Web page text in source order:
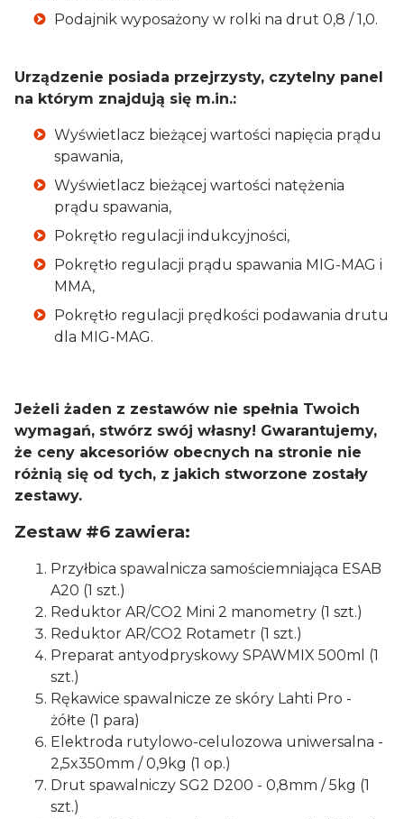
Podajnik wyposażony w rolki na drut 0,8 / 1,0.
Urządzenie posiada przejrzysty, czytelny panel
na którym znajdują się m.in.:
Wyświetlacz bieżącej wartości napięcia prądu
spawania,
Wyświetlacz bieżącej wartości natężenia
prądu spawania,
Pokrętło regulacji indukcyjności,
Pokrętło regulacji prądu spawania MIG-MAG i
MMA,
Pokrętło regulacji prędkości podawania drutu
dla MIG-MAG.
Jeżeli żaden z zestawów nie spełnia Twoich
wymagań, stwórz swój własny! Gwarantujemy,
że ceny akcesoriów obecnych na stronie nie
różnią się od tych, z jakich stworzone zostały
zestawy.
Zestaw #6 zawiera:
Przyłbica spawalnicza samościemniająca ESAB
A20 (1 szt.)
Reduktor AR/CO2 Mini 2 manometry (1 szt.)
Reduktor AR/CO2 Rotametr (1 szt.)
Preparat antyodpryskowy SPAWMIX 500ml (1
szt.)
Rękawice spawalnicze ze skóry Lahti Pro -
żółte (1 para)
Elektroda rutylowo-celulozowa uniwersalna -
2,5x350mm / 0,9kg (1 op.)
Drut spawalniczy SG2 D200 - 0,8mm / 5kg (1
szt.)